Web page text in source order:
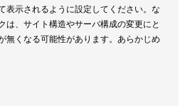
表示されるように設定してください。な
は、サイト構造やサーバ構成の変更にと
無くなる可能性があります。あらかじめ